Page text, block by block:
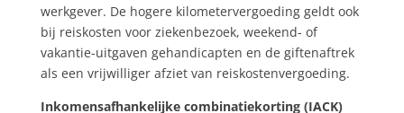
werkgever. De hogere kilometervergoeding geldt ook
bij reiskosten voor ziekenbezoek, weekend- of
vakantie-uitgaven gehandicapten en de giftenaftrek
als een vrijwilliger afziet van reiskostenvergoeding.
Inkomensafhankelijke combinatiekorting (IACK)